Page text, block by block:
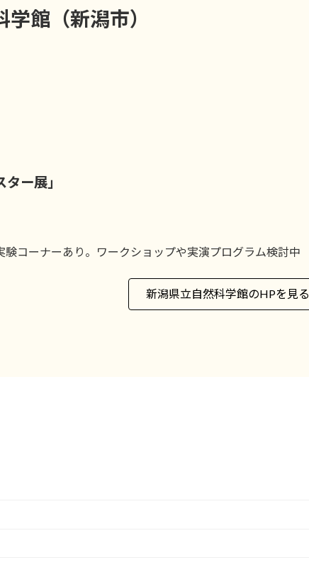
館（新潟市）
ー展」
コーナーあり。ワークショップや実演プログラム検討中
新潟県立自然科学館のHPを見る